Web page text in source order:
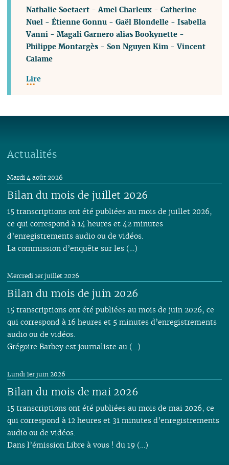
-Amel Charleux -Catherine
Nuel -Étienne Gonnu -Gaël Blondelle -Isabella
Vanni -Magali Garnero alias Bookynette -
Philippe Montargès -Son Nguyen Kim -Vincent
Calame
Lire
Actualités
Bilan du mois de juillet 2026
Mardi 4 août 2026
15 transcriptions ont été publiées au mois de juillet 2026,
ce qui correspond à 14 heures et 42 minutes
d’enregistrements audio ou de vidéos.
La commission d’enquête sur les (…)
Bilan du mois de juin 2026
Mercredi 1er juillet 2026
15 transcriptions ont été publiées au mois de juin 2026, ce
qui correspond à 16 heures et 5 minutes d’enregistrements
audio ou de vidéos.
Grégoire Barbey est journaliste au (…)
Bilan du mois de mai 2026
Lundi 1er juin 2026
15 transcriptions ont été publiées au mois de mai 2026, ce
qui correspond à 12 heures et 31 minutes d’enregistrements
audio ou de vidéos.
Dans l’émission Libre à vous ! du 19 (…)